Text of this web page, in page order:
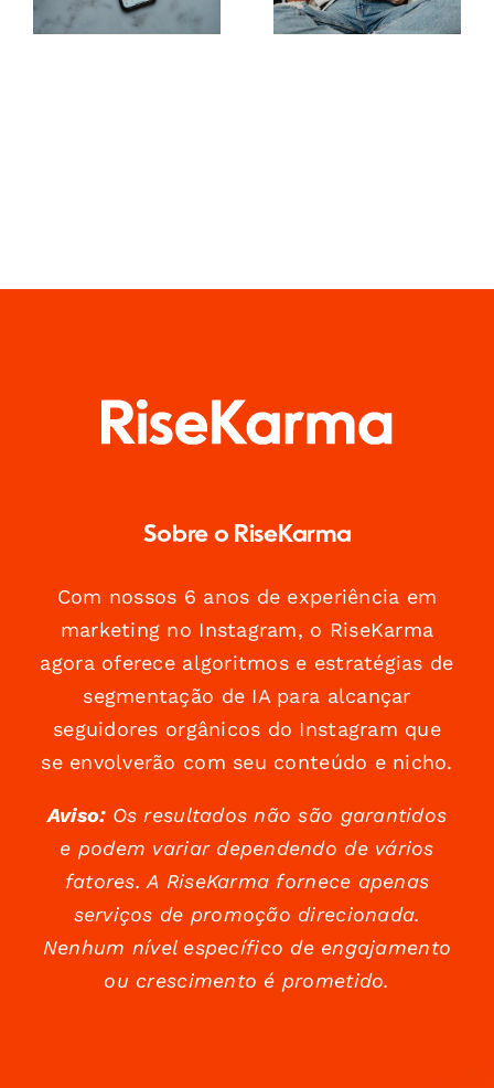
nos stories
do
de grupos
no
Sobre o RiseKarma
Com nossos 6 anos de experiência em
marketing no Instagram, o RiseKarma
agora oferece algoritmos e estratégias de
segmentação de IA para alcançar
seguidores orgânicos do Instagram que
se envolverão com seu conteúdo e nicho.
Aviso:Os resultados não são garantidos
e podem variar dependendo de vários
fatores. A RiseKarma fornece apenas
serviços de promoção direcionada.
Nenhum nível específico de engajamento
ou crescimento é prometido.